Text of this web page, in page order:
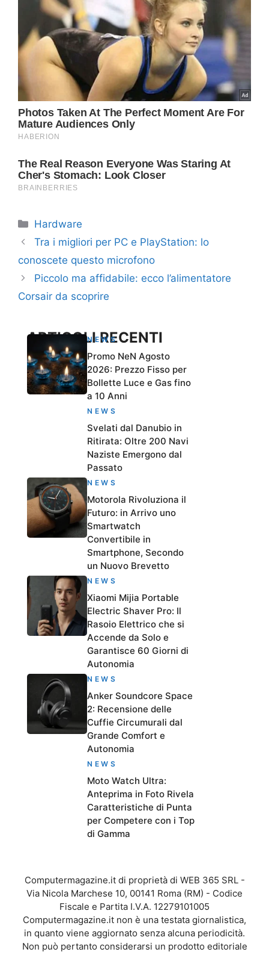
Categorie
Hardware
Tra i migliori per PC e PlayStation: lo
conoscete questo microfono
Piccolo ma affidabile: ecco l’alimentatore
Corsair da scoprire
ARTICOLI RECENTI
NEWS
Promo NeN Agosto
2026: Prezzo Fisso per
Bollette Luce e Gas fino
a 10 Anni
NEWS
Svelati dal Danubio in
Ritirata: Oltre 200 Navi
Naziste Emergono dal
Passato
NEWS
Motorola Rivoluziona il
Futuro: in Arrivo uno
Smartwatch
Convertibile in
Smartphone, Secondo
un Nuovo Brevetto
NEWS
Xiaomi Mijia Portable
Electric Shaver Pro: Il
Rasoio Elettrico che si
Accende da Solo e
Garantisce 60 Giorni di
Autonomia
NEWS
Anker Soundcore Space
2: Recensione delle
Cuffie Circumurali dal
Grande Comfort e
Autonomia
NEWS
Moto Watch Ultra:
Anteprima in Foto Rivela
Caratteristiche di Punta
per Competere con i Top
di Gamma
Computermagazine.it di proprietà di WEB 365 SRL -
Via Nicola Marchese 10, 00141 Roma (RM) - Codice
Fiscale e Partita I.V.A. 12279101005
Computermagazine.it non è una testata giornalistica,
in quanto viene aggiornato senza alcuna periodicità.
Non può pertanto considerarsi un prodotto editoriale